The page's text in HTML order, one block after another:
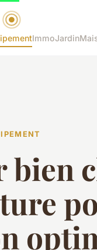
ImmoJardin
bien